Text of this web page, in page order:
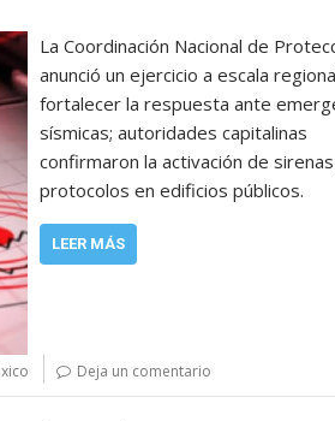
La Coordinación Nacional de
anunció un ejercicio a escala
fortalecer la respuesta ante
sísmicas; autoridades capitalinas
confirmaron la activación de
protocolos en edificios públicos.
LEER MÁS
Deja un comentario